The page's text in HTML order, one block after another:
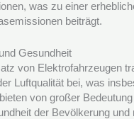
was zu einer
beiträgt.
Gesundheit
von Elektrofahrzeugen
Luftqualität bei, was
von großer
der Bevölkerung und